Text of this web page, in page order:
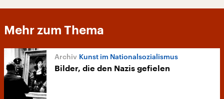
Mehr zum Thema
Kunst im Nationalsozialismus
Bilder, die den Nazis gefielen